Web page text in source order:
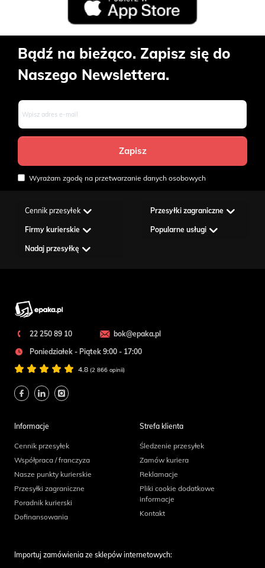
Bądź na bieżąco. Zapisz się do
Naszego Newslettera.
Wyrażam zgodę na przetwarzanie danych osobowych
Cennik przesyłek Przesyłki zagraniczne
Firmy kurierskie Popularne usługi
Nadaj przesyłkę
22 250 89 10
bok@epaka.pl
Poniedziałek - Piątek 9:00 - 17:00
4.8 (2 866 opinii)
Informacje
Cennik przesyłek
Współpraca / franczyza
Nasze punkty kurierskie
Przesyłki zagraniczne
Poradnik kurierski
Dofinansowania
Strefa klienta
Śledzenie przesyłek
Zamów kuriera
Reklamacje
Pliki cookie dodatkowe
informacje
Kontakt
Importuj zamówienia ze sklepów internetowych: